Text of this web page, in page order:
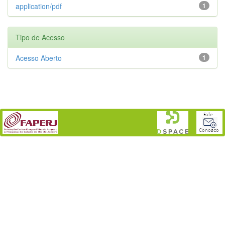
1
application/pdf
Tipo de Acesso
1
Acesso Aberto